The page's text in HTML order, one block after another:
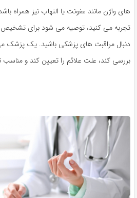
های واژن مانند عفونت یا التهاب نیز همراه
تجربه می کنید، توصیه می شود برای
دنبال مراقبت های پزشکی باشید. یک پزشک می
بررسی کند، علت علائم را تعیین کند و مناسب